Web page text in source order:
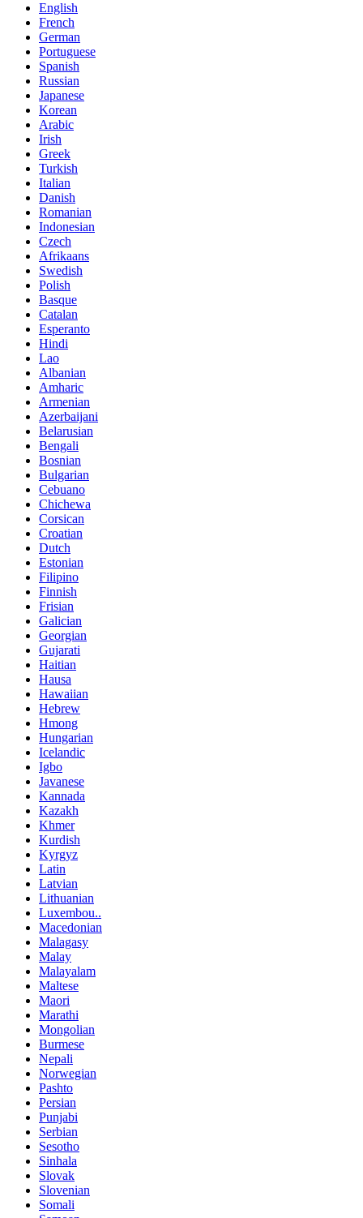
English
French
German
Portuguese
Spanish
Russian
Japanese
Korean
Arabic
Irish
Greek
Turkish
Italian
Danish
Romanian
Indonesian
Czech
Afrikaans
Swedish
Polish
Basque
Catalan
Esperanto
Hindi
Lao
Albanian
Amharic
Armenian
Azerbaijani
Belarusian
Bengali
Bosnian
Bulgarian
Cebuano
Chichewa
Corsican
Croatian
Dutch
Estonian
Filipino
Finnish
Frisian
Galician
Georgian
Gujarati
Haitian
Hausa
Hawaiian
Hebrew
Hmong
Hungarian
Icelandic
Igbo
Javanese
Kannada
Kazakh
Khmer
Kurdish
Kyrgyz
Latin
Latvian
Lithuanian
Luxembou..
Macedonian
Malagasy
Malay
Malayalam
Maltese
Maori
Marathi
Mongolian
Burmese
Nepali
Norwegian
Pashto
Persian
Punjabi
Serbian
Sesotho
Sinhala
Slovak
Slovenian
Somali